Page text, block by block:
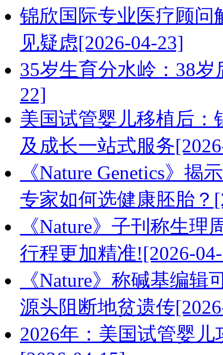
锦欣国际专业医疗顾问
见疑虑[2026-04-23]
35岁生育分水岭：38
22]
美国试管婴儿移植后
及成长一站式服务
《Nature Genetics》
专家如何选健康胚胎？
《Nature》子刊称生
行程更加精准![2026-
《Nature》称碱基编
源头阻断地贫遗传
2026年：美国试管婴